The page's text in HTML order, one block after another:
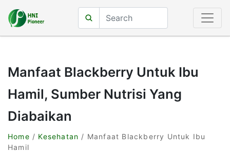
Manfaat Blackberry Untuk Ibu
Hamil, Sumber Nutrisi Yang
Diabaikan
Home / Kesehatan / Manfaat Blackberry Untuk Ibu
Hamil